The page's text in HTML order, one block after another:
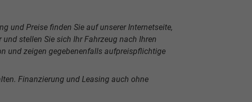
und Preise finden Sie auf unserer Internetseite,
stellen Sie sich Ihr Fahrzeug nach Ihren
und zeigen gegebenenfalls aufpreispflichtige
Finanzierung und Leasing auch ohne